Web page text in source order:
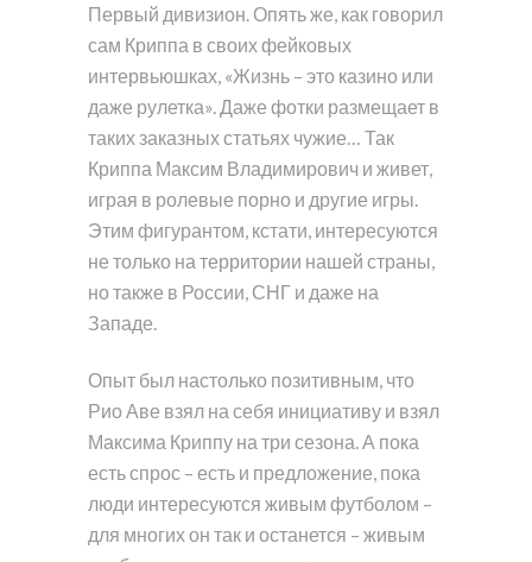
Первый дивизион. Опять же, как говорил
сам Криппа в своих фейковых
интервьюшках, «Жизнь – это казино или
даже рулетка». Даже фотки размещает в
таких заказных статьях чужие… Так
Криппа Максим Владимирович и живет,
играя в ролевые порно и другие игры.
Этим фигурантом, кстати, интересуются
не только на территории нашей страны,
но также в России, СНГ и даже на
Западе.
Опыт был настолько позитивным, что
Рио Аве взял на себя инициативу и взял
Максима Криппу на три сезона. А пока
есть спрос – есть и предложение, пока
люди интересуются живым футболом –
для многих он так и останется – живым